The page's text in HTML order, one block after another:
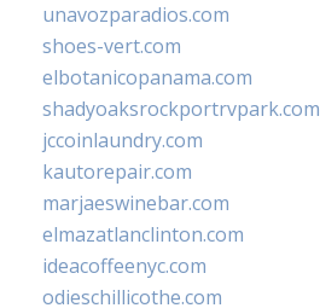
unavozparadios.com
shoes-vert.com
elbotanicopanama.com
shadyoaksrockportrvpark.com
jccoinlaundry.com
kautorepair.com
marjaeswinebar.com
elmazatlanclinton.com
ideacoffeenyc.com
odieschillicothe.com